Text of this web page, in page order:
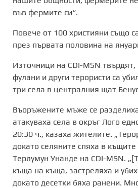
във фермите си“.
Повече от 100 християни също
през първата половина на
Източници на CDI-MSN
фулани и други терористи са
три села в централния щат
Въоръжените мъже се
атакуваха села в окръг Лого
20:30 ч., казаха жителите.
докато селяните спяха в къщите
Терлумун Унанде на CDI-MSN.
къща на къща, застреляха и
докато десетки бяха ранени.